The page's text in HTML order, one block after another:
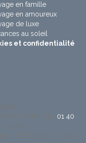
en famille
en amoureux
de luxe
au soleil
et confidentialité
01 40